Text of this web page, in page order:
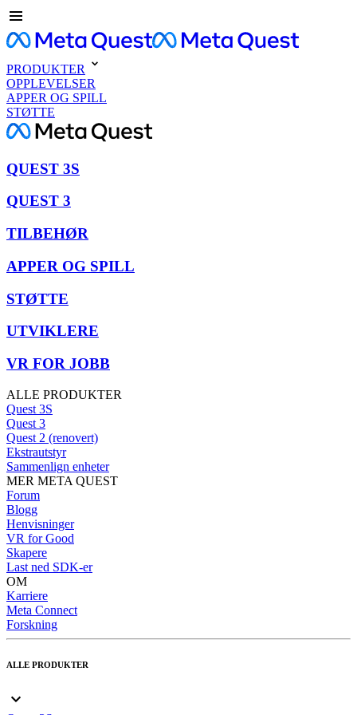
PRODUKTER
OPPLEVELSER
APPER OG SPILL
STØTTE
QUEST 3S
QUEST 3
TILBEHØR
APPER OG SPILL
STØTTE
UTVIKLERE
VR FOR JOBB
ALLE PRODUKTER
Quest 3S
Quest 3
Quest 2 (renovert)
Ekstrautstyr
Sammenlign enheter
MER META QUEST
Forum
Blogg
Henvisninger
VR for Good
Skapere
Last ned SDK-er
OM
Karriere
Meta Connect
Forskning
ALLE PRODUKTER